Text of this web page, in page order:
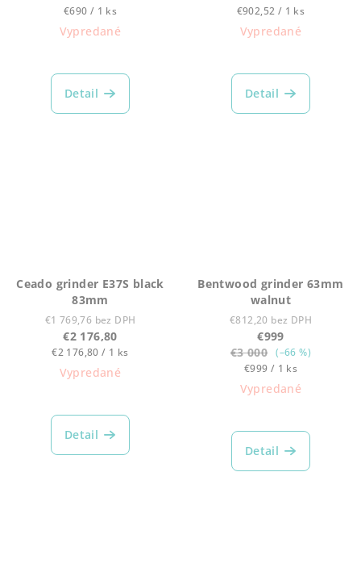
Jednotková
cena:
€690 / 1 ks
Vypredané
Detail
Jednotková
cena:
€902,52 / 1 ks
Vypredané
Detail
Ceado grinder E37S black
83mm
€1 769,76 bez DPH
€2 176,80
Jednotková
cena:
€2 176,80 / 1 ks
Vypredané
Detail
Bentwood grinder 63mm
walnut
€812,20 bez DPH
€999
€3 000
(–66 %)
Jednotková
cena:
€999 / 1 ks
Vypredané
Detail